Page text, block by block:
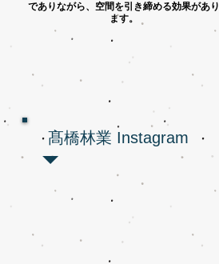
でありながら、空間を引き締める効果があり
ます。
髙橋林業 Instagram